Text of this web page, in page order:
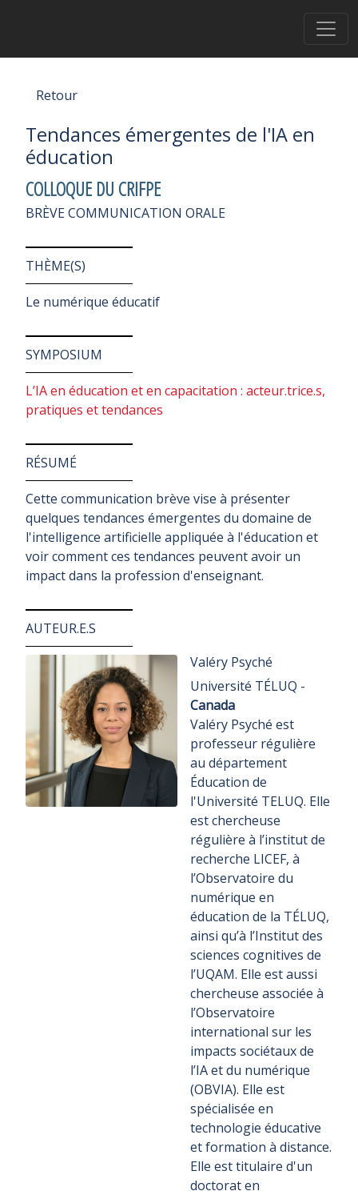
Retour
Tendances émergentes de l'IA en
éducation
COLLOQUE DU CRIFPE
BRÈVE COMMUNICATION ORALE
THÈME(S)
Le numérique éducatif
SYMPOSIUM
L’IA en éducation et en capacitation : acteur.trice.s,
pratiques et tendances
RÉSUMÉ
Cette communication brève vise à présenter
quelques tendances émergentes du domaine de
l'intelligence artificielle appliquée à l'éducation et
voir comment ces tendances peuvent avoir un
impact dans la profession d'enseignant.
AUTEUR.E.S
Valéry Psyché
Université TÉLUQ -
Canada
Valéry Psyché est
professeur régulière
au département
Éducation de
l'Université TELUQ. Elle
est chercheuse
régulière à l’institut de
recherche LICEF, à
l’Observatoire du
numérique en
éducation de la TÉLUQ,
ainsi qu’à l’Institut des
sciences cognitives de
l’UQAM. Elle est aussi
chercheuse associée à
l’Observatoire
international sur les
impacts sociétaux de
l’IA et du numérique
(OBVIA). Elle est
spécialisée en
technologie éducative
et formation à distance.
Elle est titulaire d'un
doctorat en